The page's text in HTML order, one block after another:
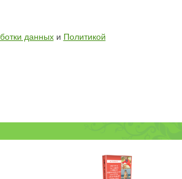
данныхи Политикой